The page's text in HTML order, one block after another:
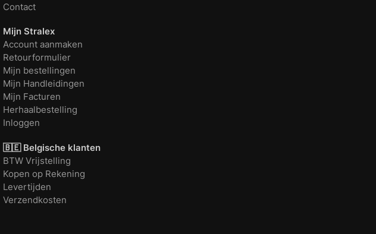
Contact
Mijn Stralex
Account aanmaken
Retourformulier
Mijn bestellingen
Mijn Handleidingen
Mijn Facturen
Herhaalbestelling
Inloggen
🇧🇪 Belgische klanten
BTW Vrijstelling
Kopen op Rekening
Levertijden
Verzendkosten